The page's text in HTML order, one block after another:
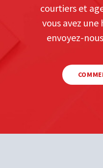
courtiers et
vous avez
envoyez-